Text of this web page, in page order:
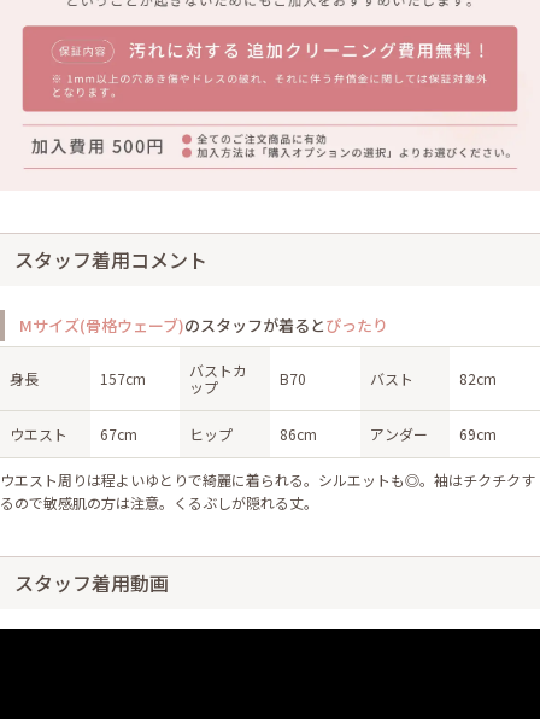
スタッフ着用コメント
Mサイズ(骨格ウェーブ)のスタッフが着るとぴったり
身長 157cm
バストカ
ップ
B70 バスト 82cm
ウエスト 67cm ヒップ 86cm アンダー 69cm
ウエスト周りは程よいゆとりで綺麗に着られる。シルエットも◎。袖はチクチクす
るので敏感肌の方は注意。くるぶしが隠れる丈。
スタッフ着用動画